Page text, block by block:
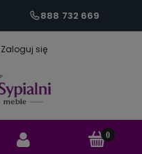
888 732 669
Zaloguj się